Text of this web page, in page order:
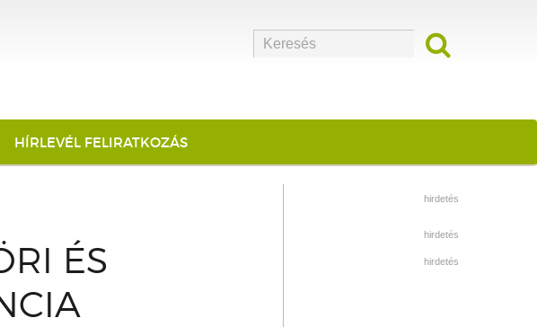
HÍRLEVÉL FELIRATKOZÁS
ÉS
hirdetés
hirdetés
hirdetés